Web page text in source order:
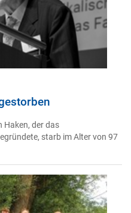
Haken, der das
starb im Alter von 97